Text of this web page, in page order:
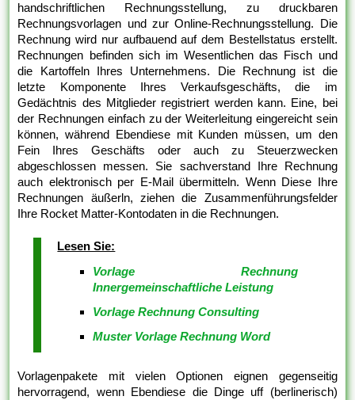
handschriftlichen Rechnungsstellung, zu druckbaren
Rechnungsvorlagen und zur Online-Rechnungsstellung. Die
Rechnung wird nur aufbauend auf dem Bestellstatus erstellt.
Rechnungen befinden sich im Wesentlichen das Fisch und
die Kartoffeln Ihres Unternehmens. Die Rechnung ist die
letzte Komponente Ihres Verkaufsgeschäfts, die im
Gedächtnis des Mitglieder registriert werden kann. Eine, bei
der Rechnungen einfach zu der Weiterleitung eingereicht sein
können, während Ebendiese mit Kunden müssen, um den
Fein Ihres Geschäfts oder auch zu Steuerzwecken
abgeschlossen messen. Sie sachverstand Ihre Rechnung
auch elektronisch per E-Mail übermitteln. Wenn Diese Ihre
Rechnungen äußerln, ziehen die Zusammenführungsfelder
Ihre Rocket Matter-Kontodaten in die Rechnungen.
Lesen Sie:
Vorlage Rechnung
Innergemeinschaftliche Leistung
Vorlage Rechnung Consulting
Muster Vorlage Rechnung Word
Vorlagenpakete mit vielen Optionen eignen gegenseitig
hervorragend, wenn Ebendiese die Dinge uff (berlinerisch)